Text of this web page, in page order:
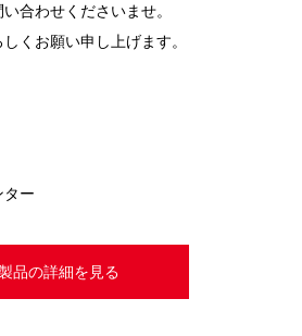
合わせくださいませ。
くお願い申し上げます。
ター
品の詳細を見る